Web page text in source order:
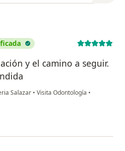
y el camino a seguir.
Salazar • Visita Odontología •